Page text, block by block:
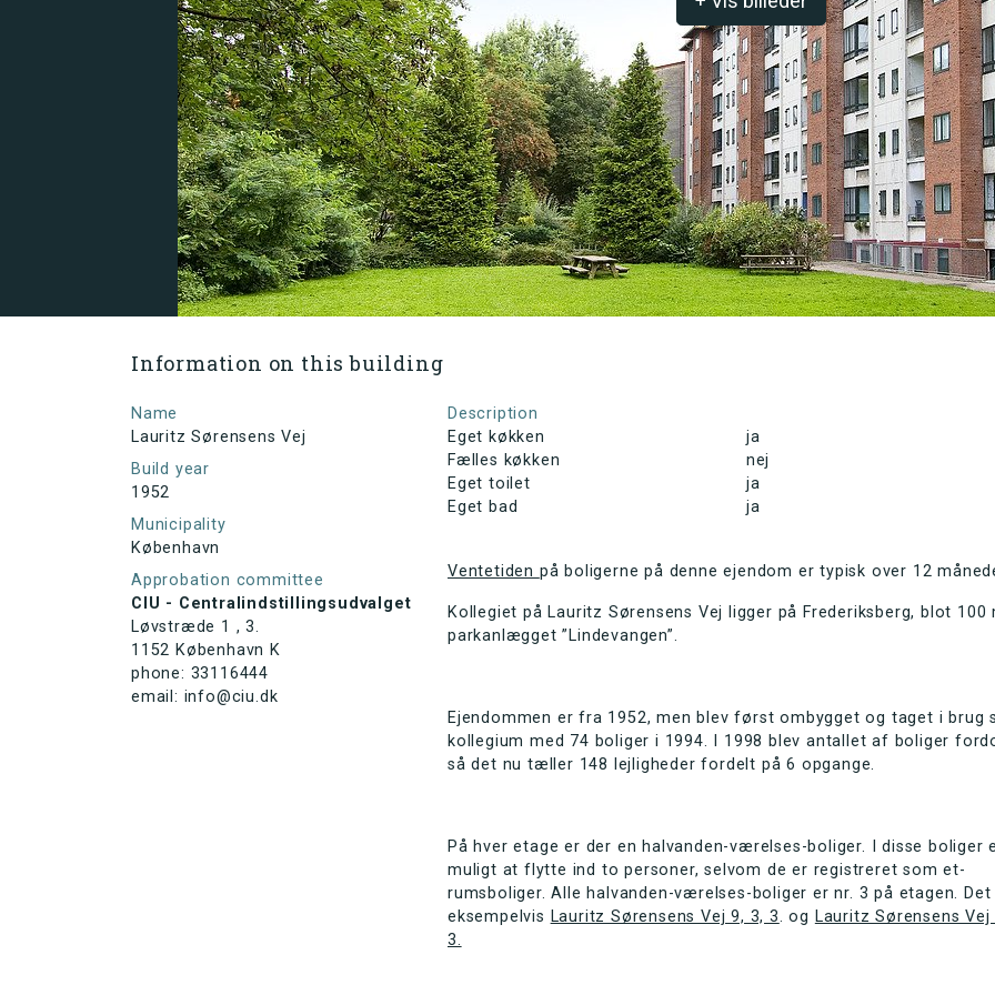
Information on this building
Name
Lauritz Sørensens Vej
Build year
1952
Municipality
København
Approbation committee
CIU - Centralindstillingsudvalget
Løvstræde 1 , 3.
1152 København K
phone: 33116444
email: info@ciu.dk
Description
Eget køkken
ja
Fælles køkken
nej
Eget toilet
ja
Eget bad
ja
Ventetiden på boligerne på denne ejendom er typisk over 12
Kollegiet på Lauritz Sørensens Vej ligger på Frederiksberg, blot 100
parkanlægget ”Lindevangen”.
Ejendommen er fra 1952, men blev først ombygget og taget i brug
kollegium med 74 boliger i 1994. I 1998 blev antallet af boliger
så det nu tæller 148 lejligheder fordelt på 6 opgange.
På hver etage er der en halvanden-værelses-boliger. I disse boliger
muligt at flytte ind to personer, selvom de er registreret som et-
rumsboliger. Alle halvanden-værelses-boliger er nr. 3 på etagen. Det
eksempelvis Lauritz Sørensens Vej 9, 3, 3. og Lauritz Sørensens Vej
3.